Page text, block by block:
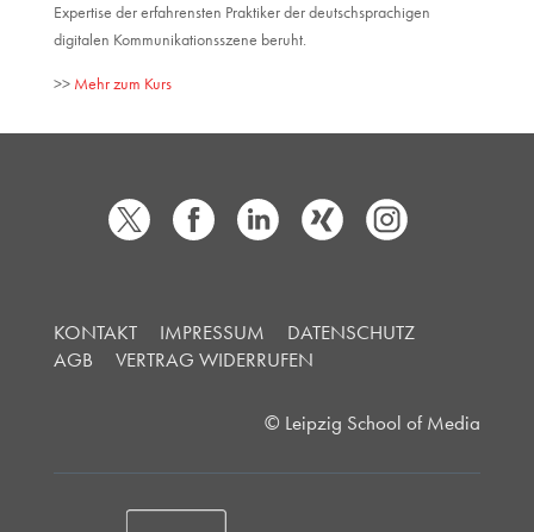
Expertise der erfahrensten Praktiker der deutschsprachigen
digitalen Kommunikationsszene beruht.
>> Mehr zum Kurs
KONTAKT IMPRESSUM
DATENSCHUTZ
AGB
VERTRAG WIDERRUFEN
© Leipzig School of Media